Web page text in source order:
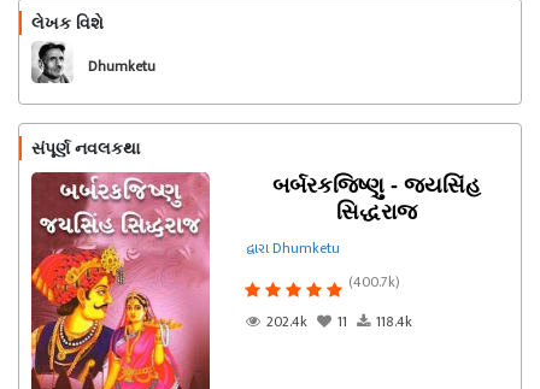
લેખક વિશે
Dhumketu
સંપૂર્ણ નવલકથા
બર્બરકજિષ્ણુ - જયસિંહ
સિદ્ધરાજ
દ્વારા Dhumketu
(400.7k)
202.4k
11 118.4k